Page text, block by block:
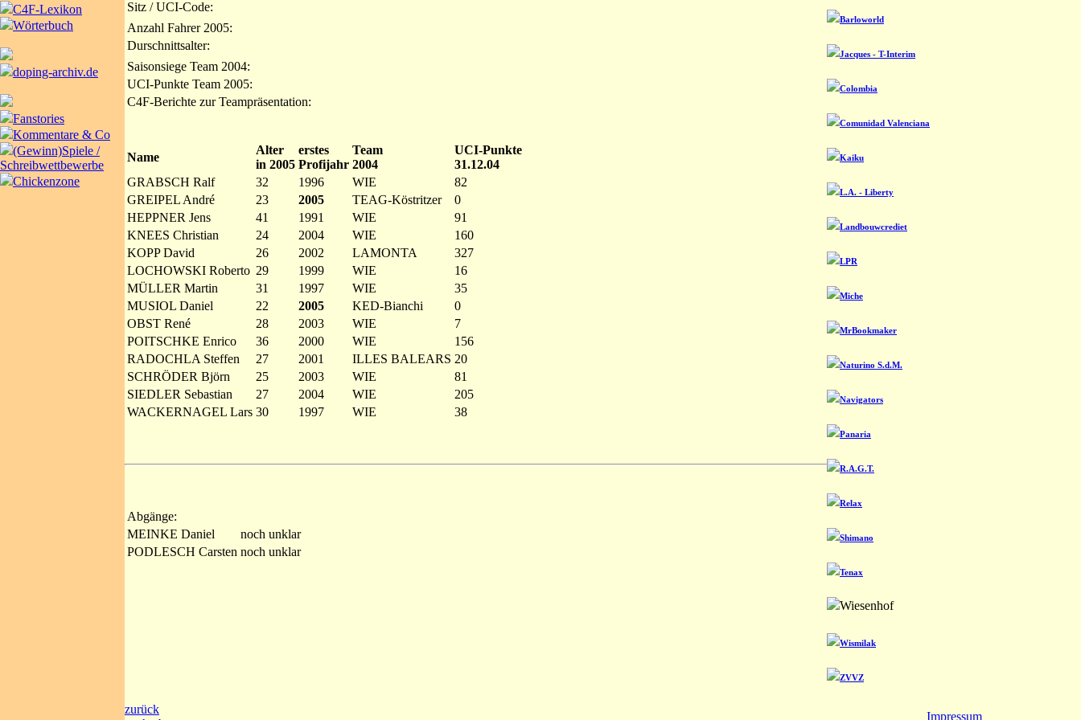
C4F-Lexikon
Wörterbuch
doping-archiv.de
Fanstories
Kommentare & Co
(Gewinn)Spiele /
Schreibwettbewerbe
Chickenzone
Sitz / UCI-Code:
Anzahl Fahrer 2005:
Durschnittsalter:
Saisonsiege Team 2004:
UCI-Punkte Team 2005:
C4F-Berichte zur Teampräsentation:
Name
Alter
in 2005
erstes
Profijahr
Team
2004
UCI-Punkte
31.12.04
GRABSCH Ralf
32 1996 WIE
82
GREIPEL André
23 2005 TEAG-Köstritzer
0
HEPPNER Jens
41 1991 WIE
91
KNEES Christian
24 2004 WIE
160
KOPP David
26 2002 LAMONTA
327
LOCHOWSKI Roberto 29 1999 WIE
16
MÜLLER Martin
31 1997 WIE
35
MUSIOL Daniel
22 2005 KED-Bianchi
0
OBST René
28 2003 WIE
7
POITSCHKE Enrico
36 2000 WIE
156
RADOCHLA Steffen
27 2001 ILLES BALEARS 20
SCHRÖDER Björn
25 2003 WIE
81
SIEDLER Sebastian
27 2004 WIE
205
WACKERNAGEL Lars 30 1997 WIE 38
Abgänge:
MEINKE Daniel
noch unklar
PODLESCH Carsten noch unklar
Barloworld
Jacques - T-Interim
Colombia
Comunidad Valenciana
Kaiku
L.A. - Liberty
Landbouwcrediet
LPR
Miche
MrBookmaker
Naturino S.d.M.
Navigators
Panaria
R.A.G.T.
Relax
Shimano
Tenax
Wiesenhof
Wismilak
ZVVZ
zurück
Impressum